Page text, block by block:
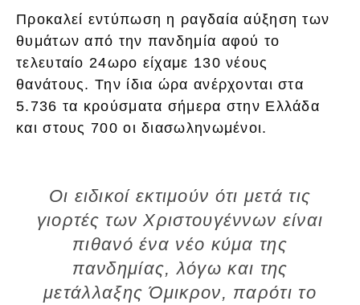
Προκαλεί εντύπωση η ραγδαία αύξηση των
θυμάτων από την πανδημία αφού το
τελευταίο 24ωρο είχαμε 130 νέους
θανάτους. Την ίδια ώρα ανέρχονται στα
5.736 τα κρούσματα σήμερα στην Ελλάδα
και στους 700 οι διασωληνωμένοι.
Οι ειδικοί εκτιμούν ότι μετά τις
γιορτές των Χριστουγέννων είναι
πιθανό ένα νέο κύμα της
πανδημίας, λόγω και της
μετάλλαξης Όμικρον, παρότι το